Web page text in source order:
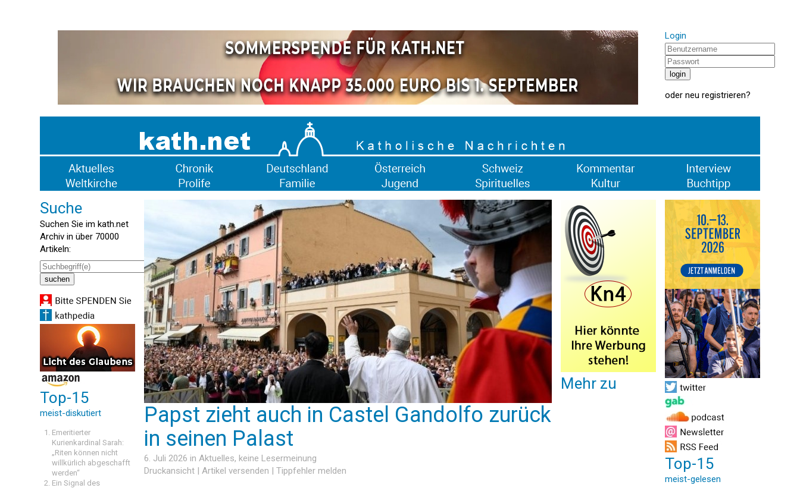
Login
oder neu registrieren?
Suche
Suchen Sie im kath.net
Archiv in über 70000
Artikeln:
Top-15
meist-diskutiert
Emeritierter
Kurienkardinal Sarah:
„Riten können nicht
willkürlich abgeschafft
werden“
Ein Signal des
Papst zieht auch in Castel Gandolfo zurück
in seinen Palast
6. Juli 2026 in Aktuelles, keine Lesermeinung
Druckansicht | Artikel versenden | Tippfehler melden
Mehr zu
Top-15
meist-gelesen